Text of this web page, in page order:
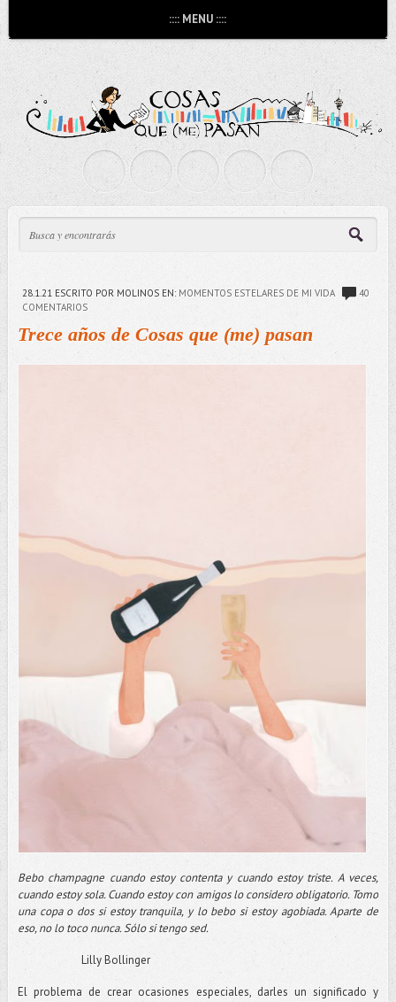
:::: MENU ::::
28.1.21 ESCRITO POR MOLINOS EN: MOMENTOS ESTELARES DE MI VIDA
40
COMENTARIOS
Trece años de Cosas que (me) pasan
Bebo champagne cuando estoy contenta y cuando estoy triste. A veces,
cuando estoy sola. Cuando estoy con amigos lo considero obligatorio. Tomo
una copa o dos si estoy tranquila, y lo bebo si estoy agobiada. Aparte de
eso, no lo toco nunca. Sólo si tengo sed.
Lilly Bollinger
El problema de crear ocasiones especiales, darles un significado y